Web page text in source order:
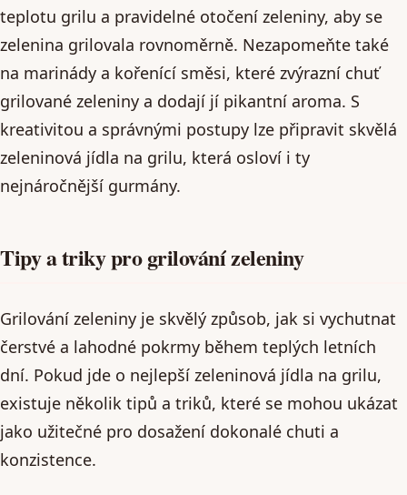
teplotu grilu a pravidelné otočení zeleniny, aby se
zelenina grilovala rovnoměrně. Nezapomeňte také
na marinády a kořenící směsi, které zvýrazní chuť
grilované zeleniny a dodají jí pikantní aroma. S
kreativitou a správnými postupy lze připravit skvělá
zeleninová jídla na grilu, která osloví i ty
nejnáročnější gurmány.
Tipy a triky pro grilování zeleniny
Grilování zeleniny je skvělý způsob, jak si vychutnat
čerstvé a lahodné pokrmy během teplých letních
dní. Pokud jde o nejlepší zeleninová jídla na grilu,
existuje několik tipů a triků, které se mohou ukázat
jako užitečné pro dosažení dokonalé chuti a
konzistence.